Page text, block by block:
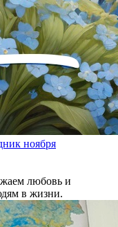
ноября
любовь и
в жизни.